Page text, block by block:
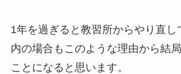
1年を過ぎると教習所からやり直し
内の場合もこのような理由から結
ことになると思います。